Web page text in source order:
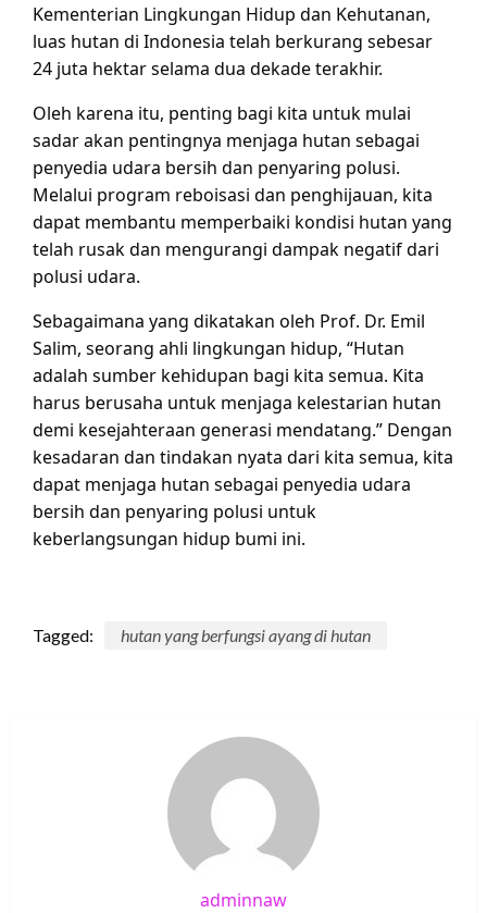
Kementerian Lingkungan Hidup dan Kehutanan,
luas hutan di Indonesia telah berkurang sebesar
24 juta hektar selama dua dekade terakhir.
Oleh karena itu, penting bagi kita untuk mulai
sadar akan pentingnya menjaga hutan sebagai
penyedia udara bersih dan penyaring polusi.
Melalui program reboisasi dan penghijauan, kita
dapat membantu memperbaiki kondisi hutan yang
telah rusak dan mengurangi dampak negatif dari
polusi udara.
Sebagaimana yang dikatakan oleh Prof. Dr. Emil
Salim, seorang ahli lingkungan hidup, “Hutan
adalah sumber kehidupan bagi kita semua. Kita
harus berusaha untuk menjaga kelestarian hutan
demi kesejahteraan generasi mendatang.” Dengan
kesadaran dan tindakan nyata dari kita semua, kita
dapat menjaga hutan sebagai penyedia udara
bersih dan penyaring polusi untuk
keberlangsungan hidup bumi ini.
Tagged: hutan yang berfungsi ayang di hutan
adminnaw